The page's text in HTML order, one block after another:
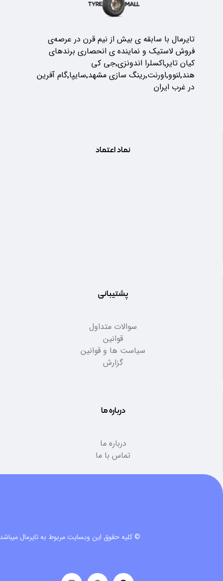
تایرمال با سابقه ی بیش از نیم قرن در عرصه‌ی
فروش لاستیک و نماینده ی انحصاری برندهای
کیان تایر٬اکسلرا اندونزی٬جی کی
هند٬لنوو٬اورنت٬رینگ سازی مشهد٬سایپا٬گام آفرین
در غرب ایران
نماد اعتماد
پشتیبانی
سوالات متداول
قوانین
سیاست ها و قوانین
گزارش
درباره ما
درباره ما
تماس با ما
© کلیه حقوق این وبسایت مربوط به تایرمال